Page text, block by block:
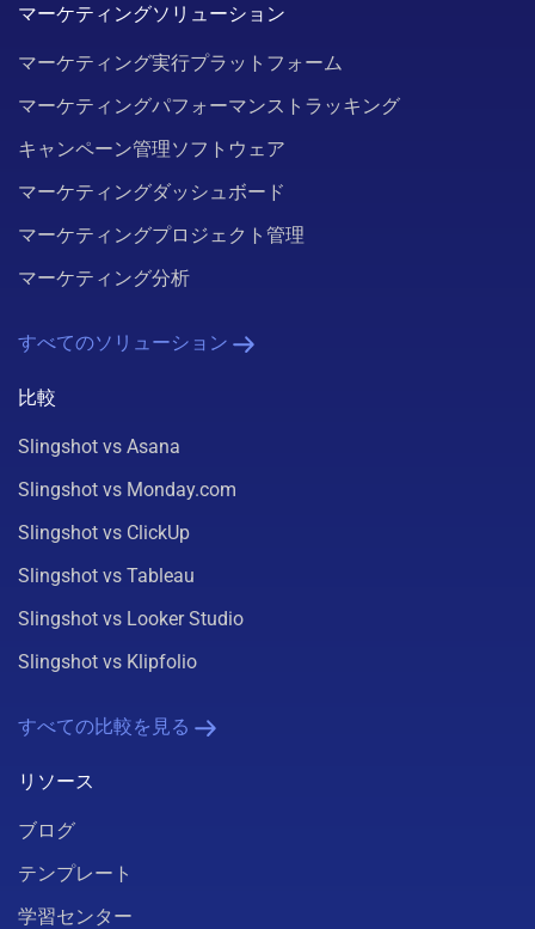
マーケティングソリューション
マーケティング実行プラットフォーム
マーケティングパフォーマンストラッキング
キャンペーン管理ソフトウェア
マーケティングダッシュボード
マーケティングプロジェクト管理
マーケティング分析
すべてのソリューション
比較
Slingshot vs Asana
Slingshot vs Monday.com
Slingshot vs ClickUp
Slingshot vs Tableau
Slingshot vs Looker Studio
Slingshot vs Klipfolio
すべての比較を見る
リソース
ブログ
テンプレート
学習センター